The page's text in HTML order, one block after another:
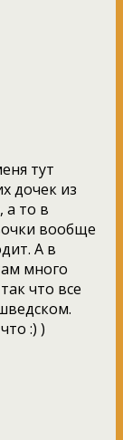
тут
дочек из
то в
вообще
А в
много
что все
:) )